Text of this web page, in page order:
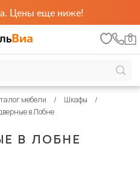
Цены еще ниже!
0
В ЛОБНЕ
мебели
Шкафы
в Лобне